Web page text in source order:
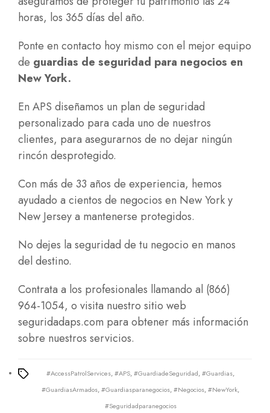
horas, los 365 días del año.
Ponte en contacto hoy mismo con el mejor equipo
de guardias de seguridad para negocios en
New York.
En APS diseñamos un plan de seguridad
personalizado para cada uno de nuestros
clientes, para asegurarnos de no dejar ningún
rincón desprotegido.
Con más de 33 años de experiencia, hemos
ayudado a cientos de negocios en New York y
New Jersey a mantenerse protegidos.
No dejes la seguridad de tu negocio en manos
del destino.
Contrata a los profesionales llamando al (866)
964-1054, o visita nuestro sitio web
seguridadaps.com para obtener más información
sobre nuestros servicios.
Tags
#AccessPatrolServices,#APS,#GuardiadeSeguridad,#Guardias,
#GuardiasArmados,#Guardiasparanegocios,#Negocios,#NewYork,
#Seguridadparanegocios